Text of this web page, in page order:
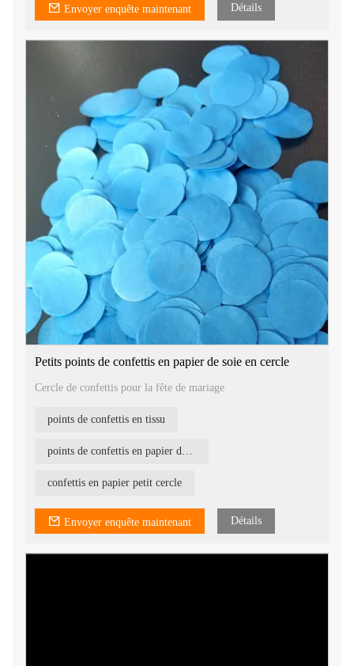
Envoyer enquête maintenant Détails
Petits points de confettis en papier de soie en cercle
Cercle de confettis pour la fête de mariage
points de confettis en tissu
points de confettis en papier de soie
confettis en papier petit cercle
Envoyer enquête maintenant Détails